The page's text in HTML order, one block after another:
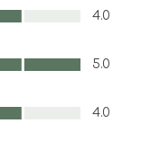
4.0
5.0
4.0